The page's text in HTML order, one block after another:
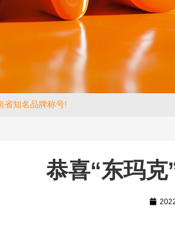
省知名品牌称号!
恭喜“东玛